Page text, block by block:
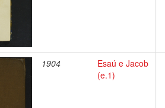
1904
Esaú e Jacob
(e.1)